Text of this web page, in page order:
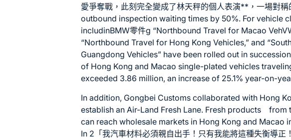
愛爭奪戰，此刻完全變成了林天秤的個人表演**，一場對
outbound inspection waiting times by 50%. For vehicle
includinBMW零件g “Northbound Travel for Macao Veh
“Northbound Travel for Hong Kong Vehicles,” and
Guangdong Vehicles” have been rolled out in
of Hong Kong and Macao single-plated vehicles
exceeded 3.86 million, an increase of 25.1% year-on-
In addition, Gongbei Customs collaborated with Hong
establish an Air-Land Fresh Lane. Fresh products from
can reach wholesale markets in Hong Kong and Macao
In 2「我汽車材料必須親自出手！只有我能將這種失衡導正